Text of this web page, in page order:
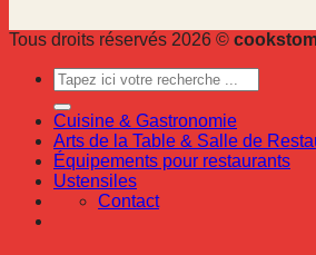
Tous droits réservés 2026 ©
Cuisine & Gastronomie
Arts de la Table & Salle de
Équipements pour restaurants
Ustensiles
Contact